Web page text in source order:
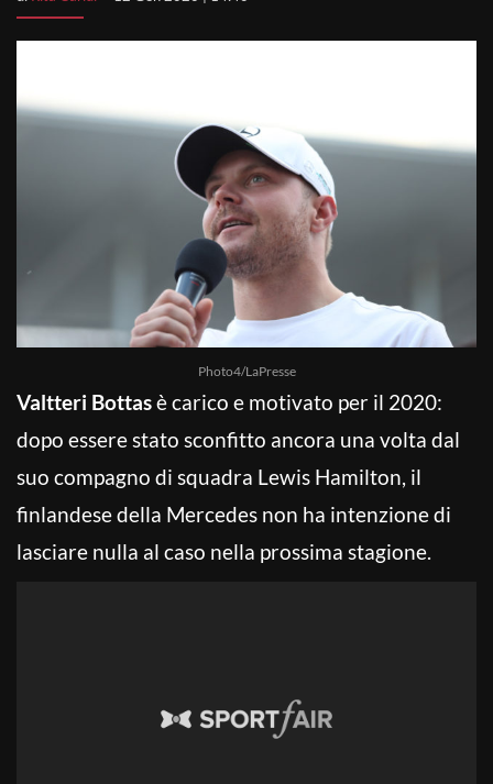
Photo4/LaPresse
Valtteri Bottasè carico e motivato per il 2020:
dopo essere stato sconfitto ancora una volta dal
suo compagno di squadra Lewis Hamilton, il
finlandese della Mercedes non ha intenzione di
lasciare nulla al caso nella prossima stagione.